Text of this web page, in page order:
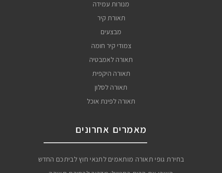
מנורות עמידה
תאורת קיר
מבצעים
צמודי קיר חומה
תאורה לאמבטיה
תאורה היקפית
תאורה לסלון
תאורה לפינת אוכל
מאמרים אחרונים
בחירת גופי תאורה מותאמים לתנאי חוץ לביתכם החדש